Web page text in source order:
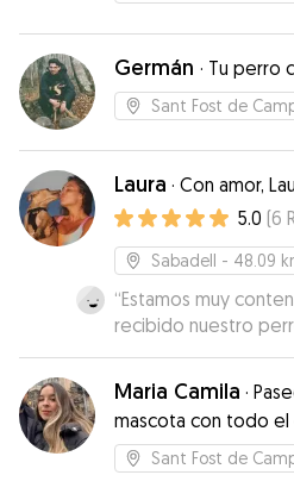
Germán · Tu perro
Sant Fost de
Laura · Con amor,
5.0 (6
Sabadell - 48.09
“Estamos muy
recibido nuestro
casa, ha estado
durante toda la
informados y nos ha
ha dado mucha
Maria Camila ·
mascota con todo el
atención que
Sant Fost de